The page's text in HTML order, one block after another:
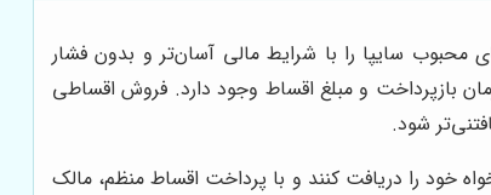
محبوب سایپا را با شرایط مالی آسان‌تر و بدون فشار
بازپرداخت و مبلغ اقساط وجود دارد. فروش اقساطی
شود.
خود را دریافت کنند و با پرداخت اقساط منظم، مالک